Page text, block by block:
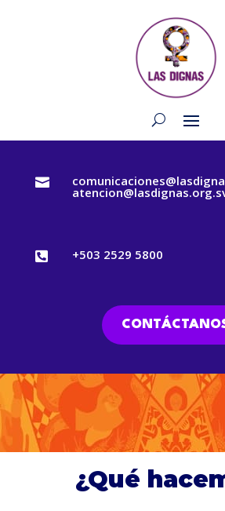

 +503 2529 5800
¿Qué